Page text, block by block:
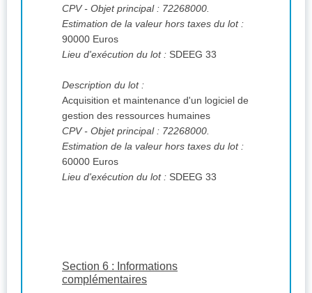
CPV- Objet principal : 72268000.
Estimation de la valeur hors taxes du lot :
90000 Euros
Lieu d'exécution du lot : SDEEG 33
Description du lot :
Acquisition et maintenance d'un logiciel de
gestion des ressources humaines
CPV- Objet principal : 72268000.
Estimation de la valeur hors taxes du lot :
60000 Euros
Lieu d'exécution du lot : SDEEG 33
Section 6 : Informations
complémentaires